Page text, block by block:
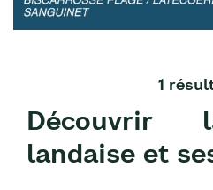
1
Découvrir
landaise et